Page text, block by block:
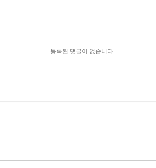
등록된 댓글이 없습니다.